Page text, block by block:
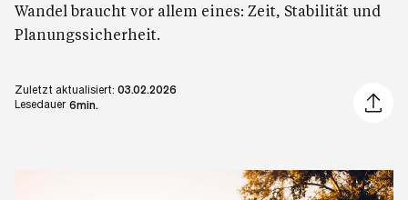
Wandel braucht vor allem eines: Zeit, Stabilität und
Planungssicherheit.
Zuletzt aktualisiert: 03.02.2026
Lesedauer 6min.
Artikel